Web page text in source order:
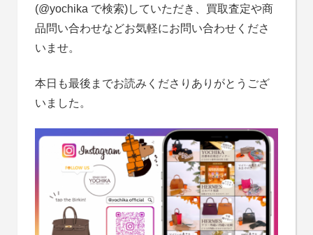
(@yochika で検索)していただき、買取査定や商
品問い合わせなどお気軽にお問い合わせくださ
いませ。
本日も最後までお読みくださりありがとうござ
いました。